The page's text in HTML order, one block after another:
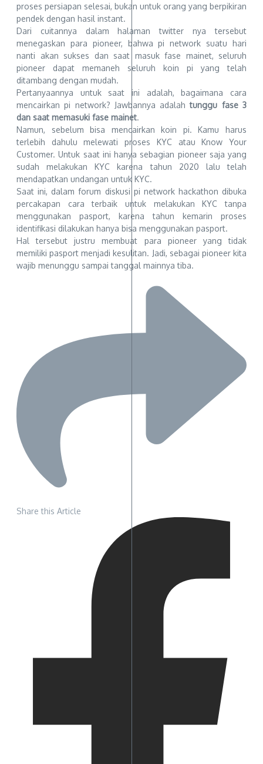
proses persiapan selesai, bukan untuk orang yang berpikiran
pendek dengan hasil instant.
Dari cuitannya dalam halaman twitter nya tersebut
menegaskan para pioneer, bahwa pi network suatu hari
nanti akan sukses dan saat masuk fase mainet, seluruh
pioneer dapat memaneh seluruh koin pi yang telah
ditambang dengan mudah.
Pertanyaannya untuk saat ini adalah, bagaimana cara
mencairkan pi network? Jawbannya adalah tunggu fase 3
dan saat memasuki fase mainet.
Namun, sebelum bisa mencairkan koin pi. Kamu harus
terlebih dahulu melewati proses KYC atau Know Your
Customer. Untuk saat ini hanya sebagian pioneer saja yang
sudah melakukan KYC karena tahun 2020 lalu telah
mendapatkan undangan untuk KYC.
Saat ini, dalam forum diskusi pi network hackathon dibuka
percakapan cara terbaik untuk melakukan KYC tanpa
menggunakan pasport, karena tahun kemarin proses
identifikasi dilakukan hanya bisa menggunakan pasport.
Hal tersebut justru membuat para pioneer yang tidak
memiliki pasport menjadi kesulitan. Jadi, sebagai pioneer kita
wajib menunggu sampai tanggal mainnya tiba.
Share this Article